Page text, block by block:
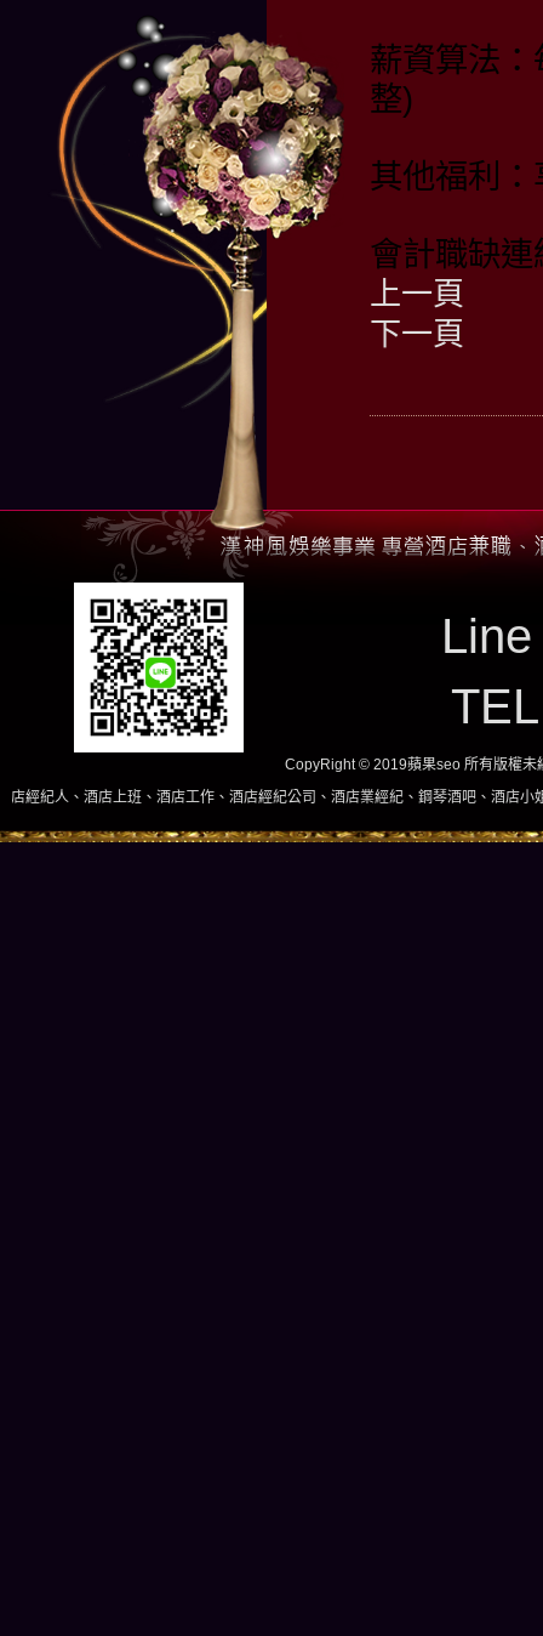
薪資算法
整)
其他福利
會計職缺
上一頁
下一頁
CopyRight © 2019蘋果seo 所有版權未
班、酒店工作、酒店經紀公司、酒店業經紀、鋼琴酒吧、酒店小姐、酒店兼